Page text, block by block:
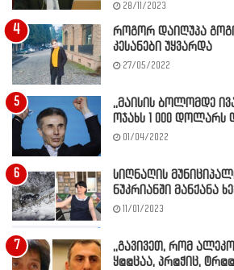
28/11/2023
როგორ დაიღუპა
კესანები უყვარდა
27/05/2022
,,მაისის ბოლომდე
ოჯახს 1 000 დოლარს
01/04/2022
სიღნაღის
ნუკრიანში მანქანა
11/01/2023
,,გავივეთ, რომ
ყ@@ცაა, პრ@ჭიც,